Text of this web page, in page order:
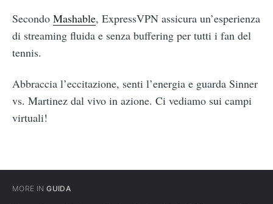
Secondo Mashable, ExpressVPN assicura un’esperienza
di streaming fluida e senza buffering per tutti i fan del
tennis.
Abbraccia l’eccitazione, senti l’energia e guarda Sinner
vs. Martinez dal vivo in azione. Ci vediamo sui campi
virtuali!
MORE IN GUIDA